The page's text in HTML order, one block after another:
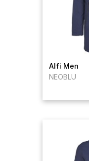
Alfi Men
NEOBLU